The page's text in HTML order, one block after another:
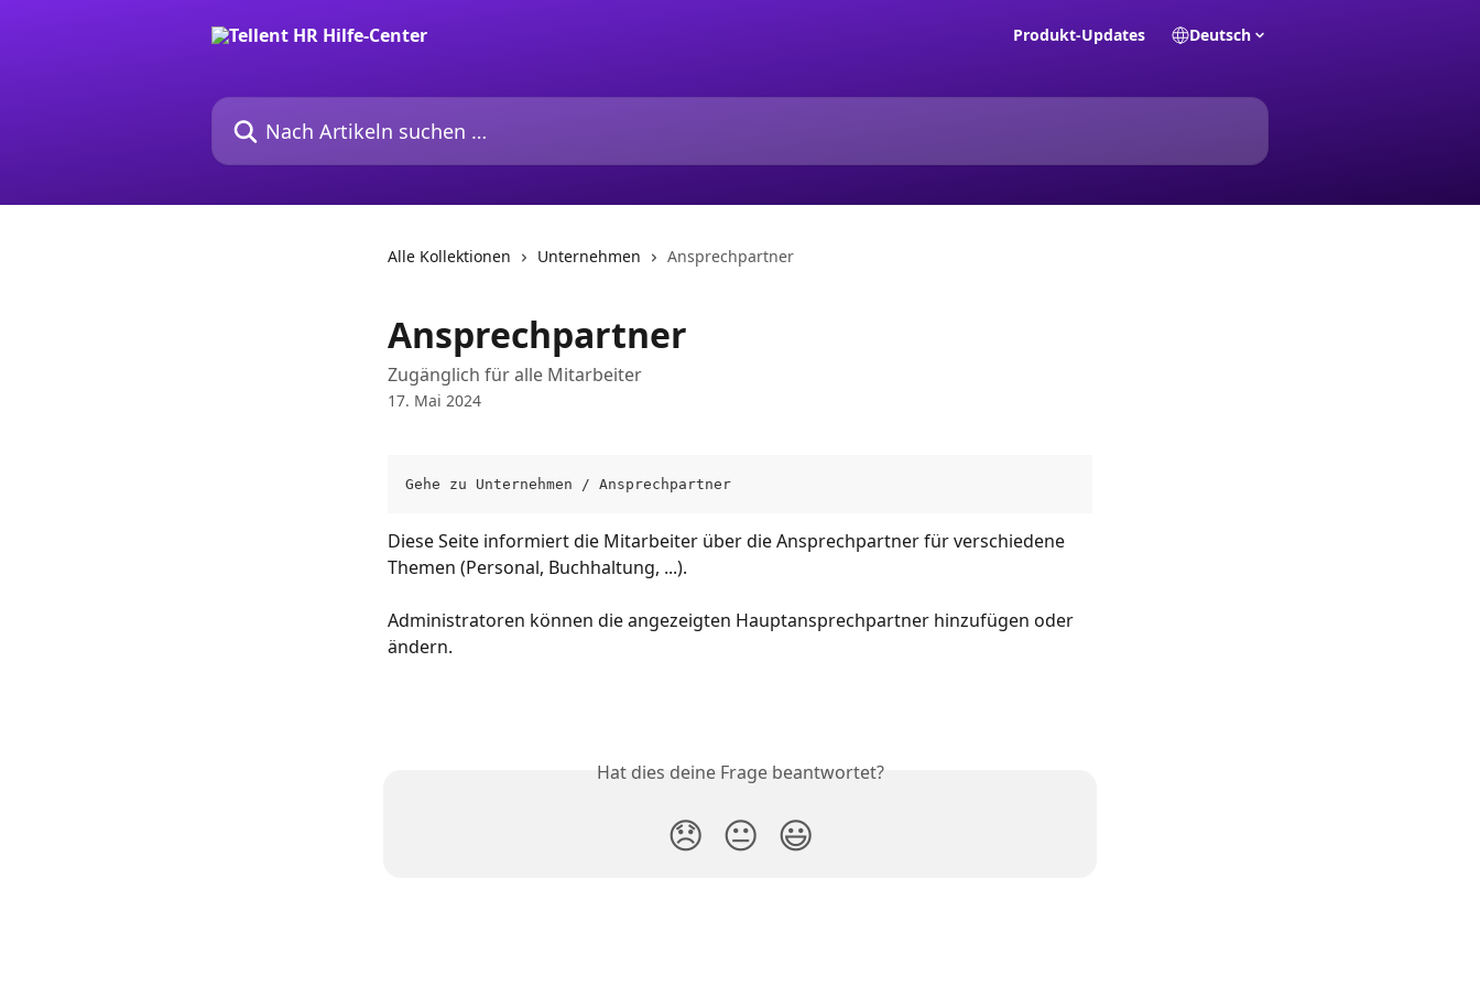
Produkt-Updates Deutsch
Nach Artikeln suchen …
Alle Kollektionen Unternehmen Ansprechpartner
Ansprechpartner
Zugänglich für alle Mitarbeiter
17. Mai 2024
Gehe zu Unternehmen / Ansprechpartner
Diese Seite informiert die Mitarbeiter über die Ansprechpartner für verschiedene
Themen (Personal, Buchhaltung, ...).
Administratoren können die angezeigten Hauptansprechpartner hinzufügen oder
ändern.
Hat dies deine Frage beantwortet?
😞 😐 😃